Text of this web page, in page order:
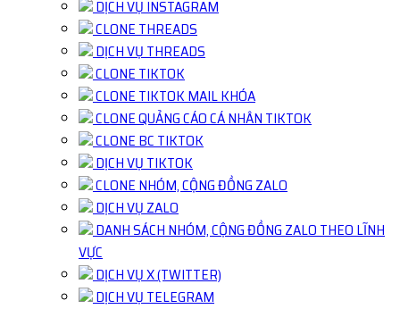
DỊCH VỤ INSTAGRAM
CLONE THREADS
DỊCH VỤ THREADS
CLONE TIKTOK
CLONE TIKTOK MAIL KHÓA
CLONE QUẢNG CÁO CÁ NHÂN TIKTOK
CLONE BC TIKTOK
DỊCH VỤ TIKTOK
CLONE NHÓM, CỘNG ĐỒNG ZALO
DỊCH VỤ ZALO
DANH SÁCH NHÓM, CỘNG ĐỒNG ZALO THEO LĨNH
VỰC
DỊCH VỤ X (TWITTER)
DỊCH VỤ TELEGRAM